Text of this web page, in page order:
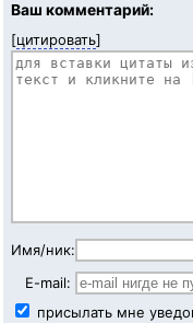
Ваш комментарий:
[цитировать]
Имя/ник:
E-mail:
присылать мне